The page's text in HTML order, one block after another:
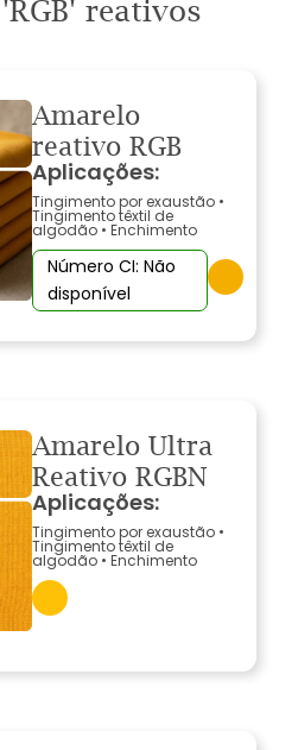
reativos
Amarelo
reativo RGB
Aplicações:
Tingimento por exaustão •
Tingimento têxtil de
algodão • Enchimento
Número CI: Não
disponível
Amarelo Ultra
Reativo RGBN
Aplicações:
Tingimento por exaustão •
Tingimento têxtil de
algodão • Enchimento